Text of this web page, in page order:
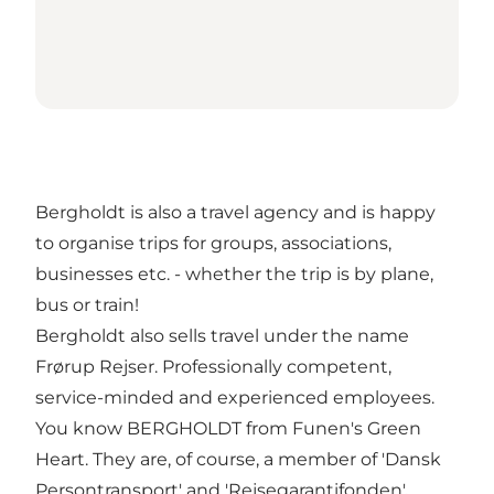
Bergholdt is also a travel agency and is happy
to organise trips for groups, associations,
businesses etc. - whether the trip is by plane,
bus or train!
Bergholdt also sells travel under the name
Frørup Rejser. Professionally competent,
service-minded and experienced employees.
You know BERGHOLDT from Funen's Green
Heart. They are, of course, a member of 'Dansk